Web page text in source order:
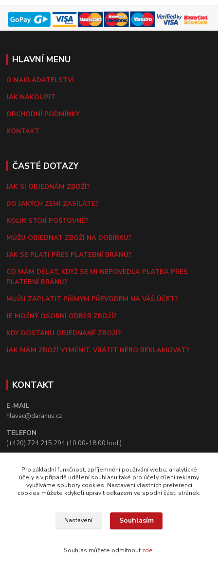
HLAVNÍ MENU
O NAKLADATELSTVÍ
JAK NAKOUPIT
OBCHODNÍ PODMÍNKY
KONTAKT
ČASTÉ DOTAZY
JAK SI OBJEDNÁM ZBOŽÍ?
DO JAKÝCH ZEMÍ ZASÍLÁTE?
KOLIK STOJÍ POŠTOVNÉ?
MŮŽU OBJEDNAT ZBOŽÍ NA DOBÍRKU?
JAK SE PLATÍ PŘES PLATEBNÍ BRÁNU?
CO MÁM DĚLAT, KDYŽ SE MI NEPOVEDLA PLATBA PŘES
PLATEBNÍ BRÁNU?
MŮŽU ZAPLATIT PŘÍMÝM PŘEVODEM NA VÁŠ ÚČET?
JE MOŽNÝ OSOBNÍ ODBĚR ZBOŽÍ?
KDY DOSTANU OBJEDNANÉ ZBOŽÍ?
JAK MÁM ZBOŽÍ VYMĚNIT, VRÁTIT NEBO REKLAMOVAT?
KONTAKT
E-MAIL
hlavac@daranus.cz
TELEFON
(+420) 724 215 294 (10.00-18.00 hod.)
Creative Booster, s.r.o.
K Vizerce 64
164 00 Praha 6
Pro základní funkčnost, zpříjemnění používání webu, analytické
účely a v případě udělení souhlasu také pro účely cílení reklamy
využíváme soubory cookies. Nastavení vlastních preferencí
cookies můžete kdykoli upravit odkazem ve spodní části stránek.
Nastavení Souhlasím
Souhlas můžete odmítnout zde.